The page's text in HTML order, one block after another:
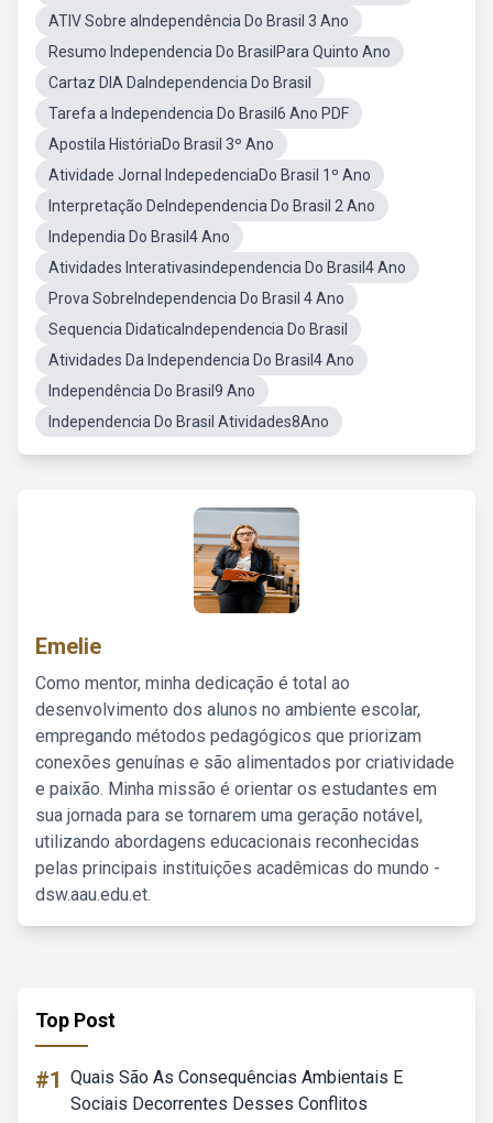
ATIV Sobre aIndependência Do Brasil 3 Ano
Resumo Independencia Do BrasilPara Quinto Ano
Cartaz DIA DaIndependencia Do Brasil
Tarefa a Independencia Do Brasil6 Ano PDF
Apostila HistóriaDo Brasil 3º Ano
Atividade Jornal IndepedenciaDo Brasil 1º Ano
Interpretação DeIndependencia Do Brasil 2 Ano
Independia Do Brasil4 Ano
Atividades Interativasindependencia Do Brasil4 Ano
Prova SobreIndependencia Do Brasil 4 Ano
Sequencia DidaticaIndependencia Do Brasil
Atividades Da Independencia Do Brasil4 Ano
Independência Do Brasil9 Ano
Independencia Do Brasil Atividades8Ano
Emelie
Como mentor, minha dedicação é total ao
desenvolvimento dos alunos no ambiente escolar,
empregando métodos pedagógicos que priorizam
conexões genuínas e são alimentados por criatividade
e paixão. Minha missão é orientar os estudantes em
sua jornada para se tornarem uma geração notável,
utilizando abordagens educacionais reconhecidas
pelas principais instituições acadêmicas do mundo -
dsw.aau.edu.et.
Top Post
#1 Quais São As Consequências Ambientais E
Sociais Decorrentes Desses Conflitos